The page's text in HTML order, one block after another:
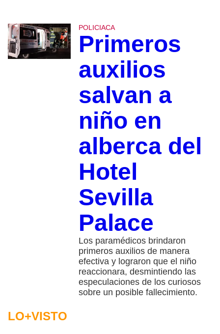
POLICIACA
Primeros
auxilios
salvan a
niño en
alberca del
Hotel
Sevilla
Palace
Los paramédicos brindaron
primeros auxilios de manera
efectiva y lograron que el niño
reaccionara, desmintiendo las
especulaciones de los curiosos
sobre un posible fallecimiento.
LO+VISTO